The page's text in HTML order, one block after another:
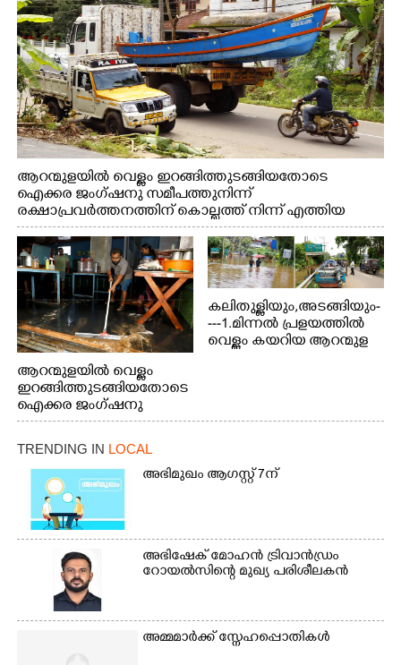
ആറന്മുളയിൽ വെള്ളം ഇറങ്ങിത്തുടങ്ങിയതോടെ
ഐക്കര ജംഗ്ഷനു സമീപത്തുനിന്ന്
രക്ഷാപ്രവർത്തനത്തിന് കൊല്ലത്ത് നിന്ന് എത്തിയ
ബോട്ടുകൾ തിരികെക്കൊണ്ടുപോകുന്നു.
ആറന്മുളയിൽ വെള്ളം
ഇറങ്ങിത്തുടങ്ങിയതോടെ
ഐക്കര ജംഗ്ഷനു
സമീപം ആറന്മുള
കിടങ്ങന്നൂർ റോഡിന്
സമീപം പ്രവർത്തിക്കു
ആറന്മുള തട്ടുകട കഴുകി
വൃത്തിയാക്കുന്നു.
കലിതുള്ളിയും,അടങ്ങിയും-
---1.മിന്നൽ പ്രളയത്തിൽ
വെള്ളം കയറിയ ആറന്മുള
ഇറങ്ങിപ്പോൾ
ത്തിന് ഓച്ചിറ അഴിക്കലിൽ
TRENDING IN LOCAL
അഭിമുഖം ആഗസ്റ്റ് 7ന്
അഭിഷേക് മോഹൻ ട്രിവാൻഡ്രം
റോയൽസിന്റെ മുഖ്യ പരിശീലകൻ
അമ്മമാർക്ക് സ്നേഹപ്പൊതികൾ